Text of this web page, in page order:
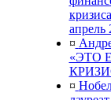
апрель
¤
«ЭТО
¤